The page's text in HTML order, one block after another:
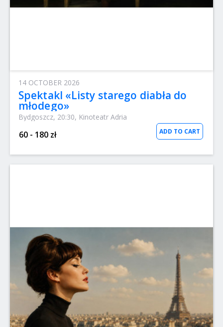
14 OCTOBER 2026
Spektakl «Listy starego diabła do
młodego»
Bydgoszcz, 20:30, Kinoteatr Adria
ADD TO CART
60 - 180 zł